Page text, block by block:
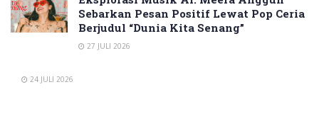
Sebarkan Pesan Positif Lewat Pop Ceria
Berjudul “Dunia Kita Senang”
27 JULI 2026
24 JULI 2026